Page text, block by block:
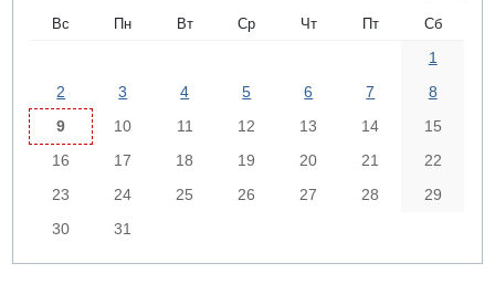
Вс Пн Вт Ср Чт Пт Сб
1
2
3 4 5 6 7
8
9
10 11 12 13 14
15
16
17 18 19 20 21
22
23
24 25 26 27 28
29
30
31